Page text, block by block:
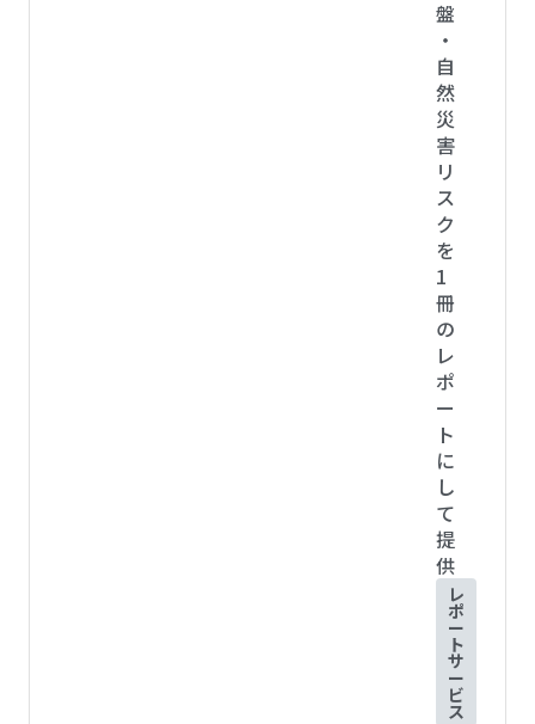
盤
・
自
然
災
害
リ
ス
ク
を
1
冊
の
レ
ポ
ー
ト
に
し
て
提
供
レ
ポ
ー
ト
サ
ー
ビ
ス